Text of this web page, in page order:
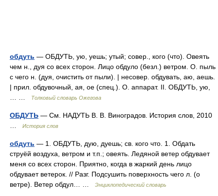
обдуть — ОБДУТЬ, ую, уешь; утый; совер., кого (что). Овеять
чем н., дуя со всех сторон. Лицо обдуло (безл.) ветром. О. пыль
с чего н. (дуя, очистить от пыли). | несовер. обдувать, аю, аешь.
| прил. обдувочный, ая, ое (спец.). О. аппарат. II. ОБДУТЬ, ую,
Толковый словарь Ожегова
ОБДУТЬ — См. НАДУТЬ В. В. Виноградов. История слов, 2010
История слов
обдуть — 1. ОБДУТЬ, дую, дуешь; св. кого что. 1. Обдать
струёй воздуха, ветром и т.п.; овеять. Ледяной ветер обдувает
меня со всех сторон. Приятно, когда в жаркий день лицо
обдувает ветерок. // Разг. Подсушить поверхность чего л. (о
ветре). Ветер обдул… …
Энциклопедический словарь